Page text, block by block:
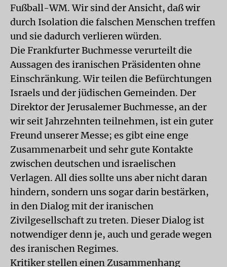
Fußball-WM. Wir sind der Ansicht, daß wir
durch Isolation die falschen Menschen treffen
und sie dadurch verlieren würden.
Die Frankfurter Buchmesse verurteilt die
Aussagen des iranischen Präsidenten ohne
Einschränkung. Wir teilen die Befürchtungen
Israels und der jüdischen Gemeinden. Der
Direktor der Jerusalemer Buchmesse, an der
wir seit Jahrzehnten teilnehmen, ist ein guter
Freund unserer Messe; es gibt eine enge
Zusammenarbeit und sehr gute Kontakte
zwischen deutschen und israelischen
Verlagen. All dies sollte uns aber nicht daran
hindern, sondern uns sogar darin bestärken,
in den Dialog mit der iranischen
Zivilgesellschaft zu treten. Dieser Dialog ist
notwendiger denn je, auch und gerade wegen
des iranischen Regimes.
Kritiker stellen einen Zusammenhang